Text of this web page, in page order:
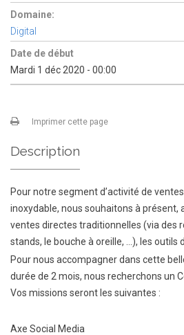
Domaine:
Digital
Date de début
Mardi 1 déc 2020 - 00:00
Imprimer cette page
Description
Pour notre segment d’activité de
inoxydable, nous souhaitons à présent,
ventes directes traditionnelles (via des
stands, le bouche à oreille, …), les outils
Pour nous accompagner dans cette
durée de 2 mois, nous recherchons un
Vos missions seront les suivantes :
Axe Social Media